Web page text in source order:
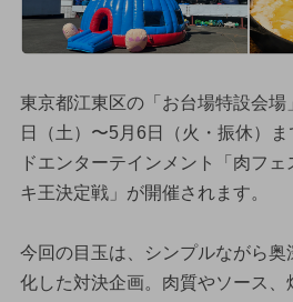
東京都江東区の「お台場特設会
日（土）〜5月6日（火・振休）
ドエンターテインメント「肉フ
キ王決定戦」が開催されます。
今回の目玉は、シンプルながら
化した対決企画。肉質やソース